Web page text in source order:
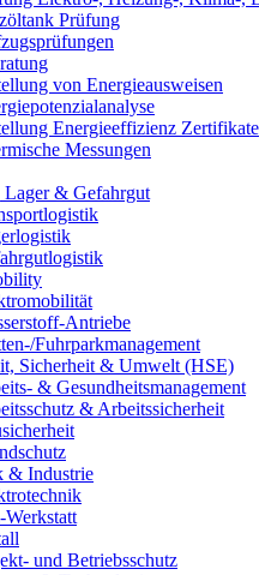
Prüfung
von Energieausweisen
Energieeffizienz Zertifikate
Messungen
Lager & Gefahrgut
Antriebe
Fuhrparkmanagement
Sicherheit & Umwelt (HSE)
& Gesundheitsmanagement
& Arbeitssicherheit
& Industrie
und Betriebsschutz